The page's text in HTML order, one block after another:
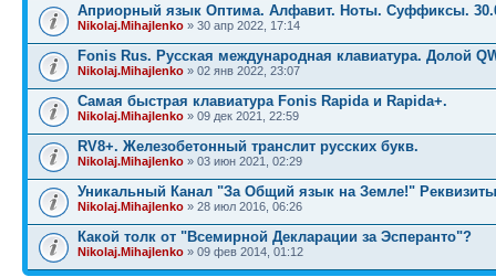
Априорный язык Оптима. Алфавит. Ноты. Суффиксы.
Nikolaj.Mihajlenko » 30 апр 2022, 17:14
Fonis Rus. Русская международная клавиатура. Долой
Nikolaj.Mihajlenko » 02 янв 2022, 23:07
Самая быстрая клавиатура Fonis Rapida и Rapida+.
Nikolaj.Mihajlenko » 09 дек 2021, 22:59
RV8+. Железобетонный транслит русских букв.
Nikolaj.Mihajlenko » 03 июн 2021, 02:29
Уникальный Канал "За Общий язык на Земле!"
Nikolaj.Mihajlenko » 28 июл 2016, 06:26
Какой толк от "Всемирной Декларации за Эсперанто"?
Nikolaj.Mihajlenko » 09 фев 2014, 01:12